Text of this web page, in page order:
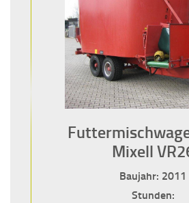
Mixell
Baujahr: 2011
Stunden: